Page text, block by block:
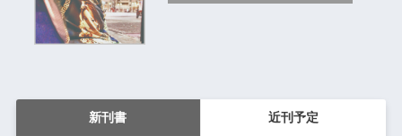
新刊書 近刊予定